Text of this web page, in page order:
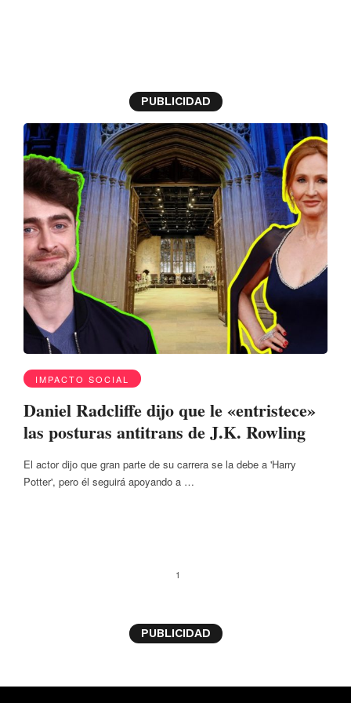
PUBLICIDAD
IMPACTO SOCIAL
Daniel Radcliffe dijo que le «entristece»
las posturas antitrans de J.K. Rowling
El actor dijo que gran parte de su carrera se la debe a 'Harry
Potter', pero él seguirá apoyando a …
1
PUBLICIDAD